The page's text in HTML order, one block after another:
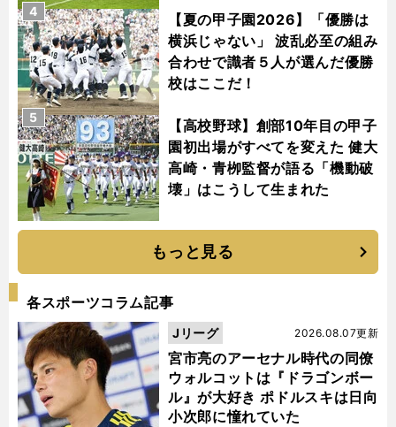
【夏の甲子園2026】「優勝は
横浜じゃない」 波乱必至の組み
合わせで識者５人が選んだ優勝
校はここだ！
4
【高校野球】創部10年目の甲子
園初出場がすべてを変えた 健大
高崎・青栁監督が語る「機動破
壊」はこうして生まれた
5
もっと見る
各スポーツコラム記事
宮市亮のアーセナル時代の同僚
ウォルコットは『ドラゴンボー
ル』が大好き ポドルスキは日向
小次郎に憧れていた
2026.08.07更新
Jリーグ